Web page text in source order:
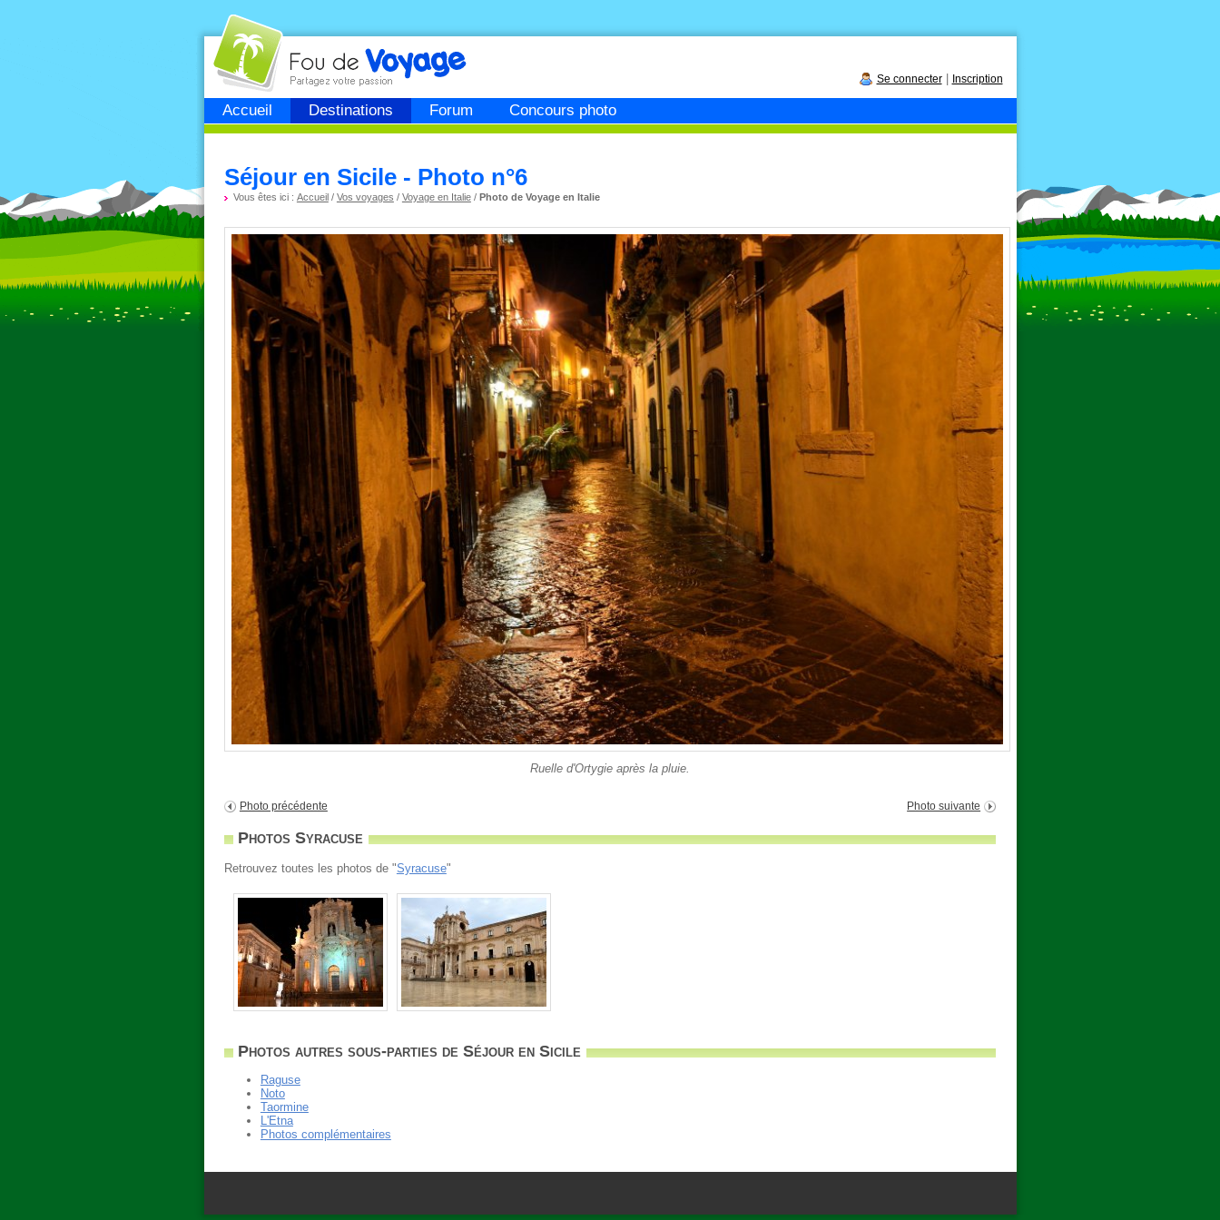
Accueil Destinations Forum Concours photo
Fou devoyage
Se connecter| Inscription
Séjour en Sicile - Photo n°6
Vous êtes ici : Accueil/ Vos voyages / Voyage en Italie/ Photo de Voyage en Italie
Ruelle d'Ortygie après la pluie.
Photo précédente Photo suivante
Photos Syracuse
Retrouvez toutes les photos de "Syracuse"
Photos autres sous-parties de Séjour en Sicile
Raguse
Noto
Taormine
L'Etna
Photos complémentaires